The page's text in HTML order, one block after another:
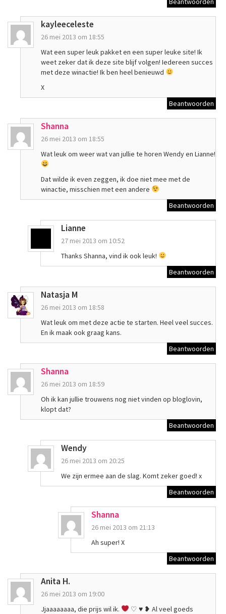
kayleeceleste
26 mei 2013 om 18:55
Wat een super leuk pakket en een super leuke site! Ik
weet zeker dat ik deze site blijf volgen! Iedereen succes
met deze winactie! Ik ben heel benieuwd
X
Beantwoorden
Shanna
26 mei 2013 om 18:55
Wat leuk om weer wat van jullie te horen Wendy en Lianne!
Dat wilde ik even zeggen, ik doe niet mee met de
winactie, misschien met een andere
Beantwoorden
Lianne
27 mei 2013 om 10:52
Thanks Shanna, vind ik ook leuk!
Beantwoorden
Natasja M
26 mei 2013 om 18:58
Wat leuk om met deze actie te starten. Heel veel succes.
En ik maak ook graag kans.
Beantwoorden
Shanna
26 mei 2013 om 18:59
Oh ik kan jullie trouwens nog niet vinden op bloglovin,
klopt dat?
Beantwoorden
Wendy
26 mei 2013 om 20:25
We zijn ermee aan de slag. Komt zeker goed! x
Beantwoorden
Shanna
26 mei 2013 om 21:13
Ah super! X
Beantwoorden
Anita H.
26 mei 2013 om 19:00
Jjaaaaaaaa, die prijs wil ik.
♡ ♥❥ Al veel goeds